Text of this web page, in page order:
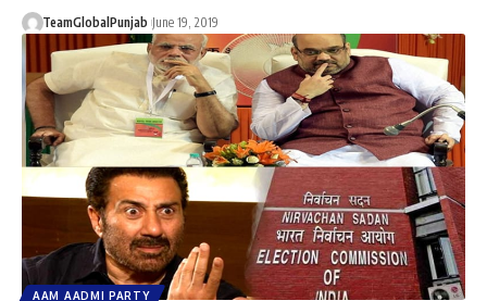
TeamGlobalPunjab June 19, 2019
AAM AADMI PARTY